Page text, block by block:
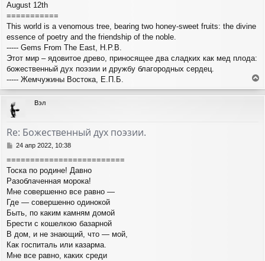
о
б
щ
е
е
August 12th
===========
This world is a venomous tree, bearing two honey-sweet fruits: the divine
essence of poetry and the friendship of the noble.
----- Gems From The East, H.P.B.
Этот мир – ядовитое древо, приносящее два сладких как мед плода:
божественный дух поэзии и дружбу благородных сердец.
----- Жемчужины Востока, Е.П.Б.
е
р
Вэл
Re: Божественный дух поэзии.
С
о
б
щ
е
и
е
24 апр 2022, 10:38
=========================
Тоска по родине! Давно
Разоблаченная морока!
Мне совершенно все равно —
Где — совершенно одинокой
Быть, по каким камням домой
Брести с кошелкою базарной
В дом, и не знающий, что — мой,
Как госпиталь или казарма.
Мне все равно, каких среди